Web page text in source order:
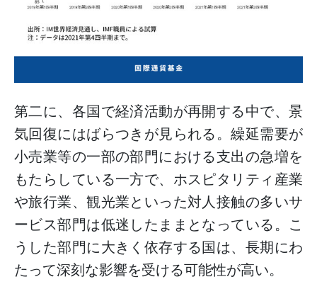
第二に、各国で経済活動が再開する中で、景
気回復にはばらつきが見られる。繰延需要が
小売業等の一部の部門における支出の急増を
もたらしている一方で、ホスピタリティ産業
や旅行業、観光業といった対人接触の多いサ
ービス部門は低迷したままとなっている。こ
うした部門に大きく依存する国は、長期にわ
たって深刻な影響を受ける可能性が高い。